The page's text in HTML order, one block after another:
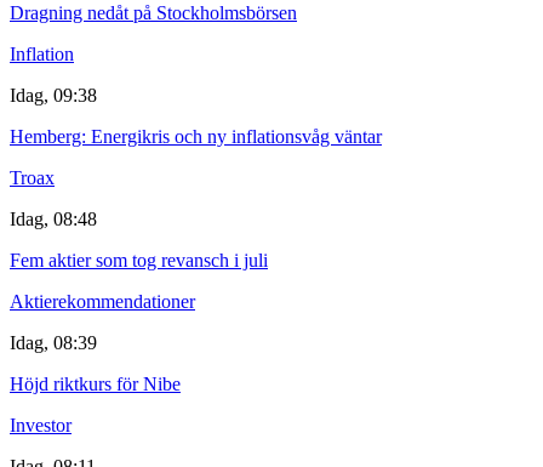
Dragning nedåt på Stockholmsbörsen
Inflation
Idag, 09:38
Hemberg: Energikris och ny inflationsvåg väntar
Troax
Idag, 08:48
Fem aktier som tog revansch i juli
Aktierekommendationer
Idag, 08:39
Höjd riktkurs för Nibe
Investor